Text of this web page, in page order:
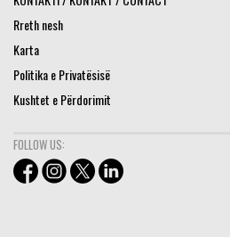
Rreth nesh
Karta
Politika e Privatësisë
Kushtet e Përdorimit
FOLLOW US: